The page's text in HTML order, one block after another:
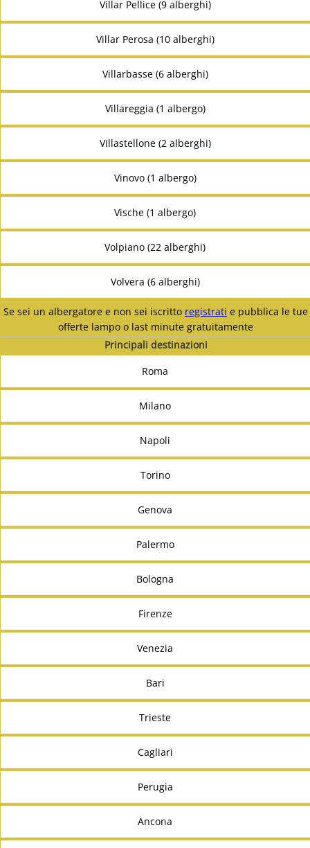
Villar Pellice (9 alberghi)
Villar Perosa (10 alberghi)
Villarbasse (6 alberghi)
Villareggia (1 albergo)
Villastellone (2 alberghi)
Vinovo (1 albergo)
Vische (1 albergo)
Volpiano (22 alberghi)
Volvera (6 alberghi)
Se sei un albergatore e non sei iscritto registrati e pubblica le tue
offerte lampo o last minute gratuitamente
Principali destinazioni
Roma
Milano
Napoli
Torino
Genova
Palermo
Bologna
Firenze
Venezia
Bari
Trieste
Cagliari
Perugia
Ancona